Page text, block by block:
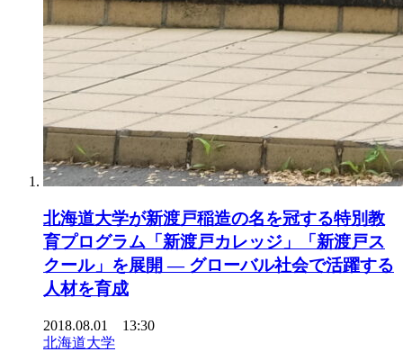
北海道大学が新渡戸稲造の名を冠する特別教
育プログラム「新渡戸カレッジ」「新渡戸ス
クール」を展開 — グローバル社会で活躍する
人材を育成
2018.08.01 13:30
北海道大学